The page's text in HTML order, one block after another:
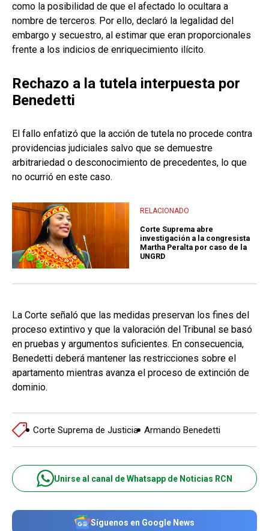
como la posibilidad de que el afectado lo ocultara a
nombre de terceros. Por ello, declaró la legalidad del
embargo y secuestro, al estimar que eran proporcionales
frente a los indicios de enriquecimiento ilícito.
Rechazo a la tutela interpuesta por
Benedetti
El fallo enfatizó que la acción de tutela no procede contra
providencias judiciales salvo que se demuestre
arbitrariedad o desconocimiento de precedentes, lo que
no ocurrió en este caso.
RELACIONADO
Corte Suprema abre
investigación a la congresista
Martha Peralta por caso de la
UNGRD
La Corte señaló que las medidas preservan los fines del
proceso extintivo y que la valoración del Tribunal se basó
en pruebas y argumentos suficientes. En consecuencia,
Benedetti deberá mantener las restricciones sobre el
apartamento mientras avanza el proceso de extinción de
dominio.
Corte Suprema de Justicia Armando Benedetti
Unirse al canal de Whatsapp de Noticias RCN
Síguenos en Google News